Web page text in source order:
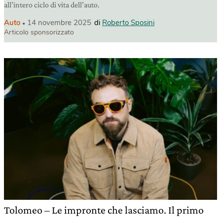
all’intero ciclo di vita dell’auto.
Auto 14 novembre 2025 di Roberto Sposini
Articolo sponsorizzato
Tolomeo – Le impronte che lasciamo. Il primo